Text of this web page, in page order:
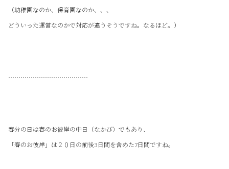
（幼稚園なのか、保育園なのか、、、
どういった運営なのかで対応が違うそうですね。なるほど。）
…………………………………
春分の日は春のお彼岸の中日（なかび）でもあり、
「春のお彼岸」は２０日の前後3日間を含めた7日間ですね。